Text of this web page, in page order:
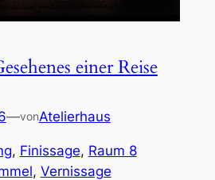
einer Reise
—vonAtelierhaus
, Finissage, Raum 8
, Vernissage